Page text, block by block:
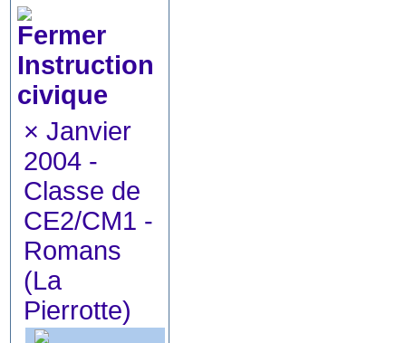
Instruction
civique
× Janvier
2004 -
Classe de
CE2/CM1 -
Romans
(La
Pierrotte)